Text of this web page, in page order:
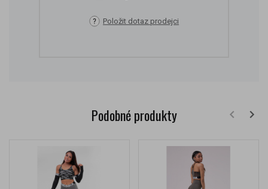
Položit dotaz prodejci
Podobné produkty